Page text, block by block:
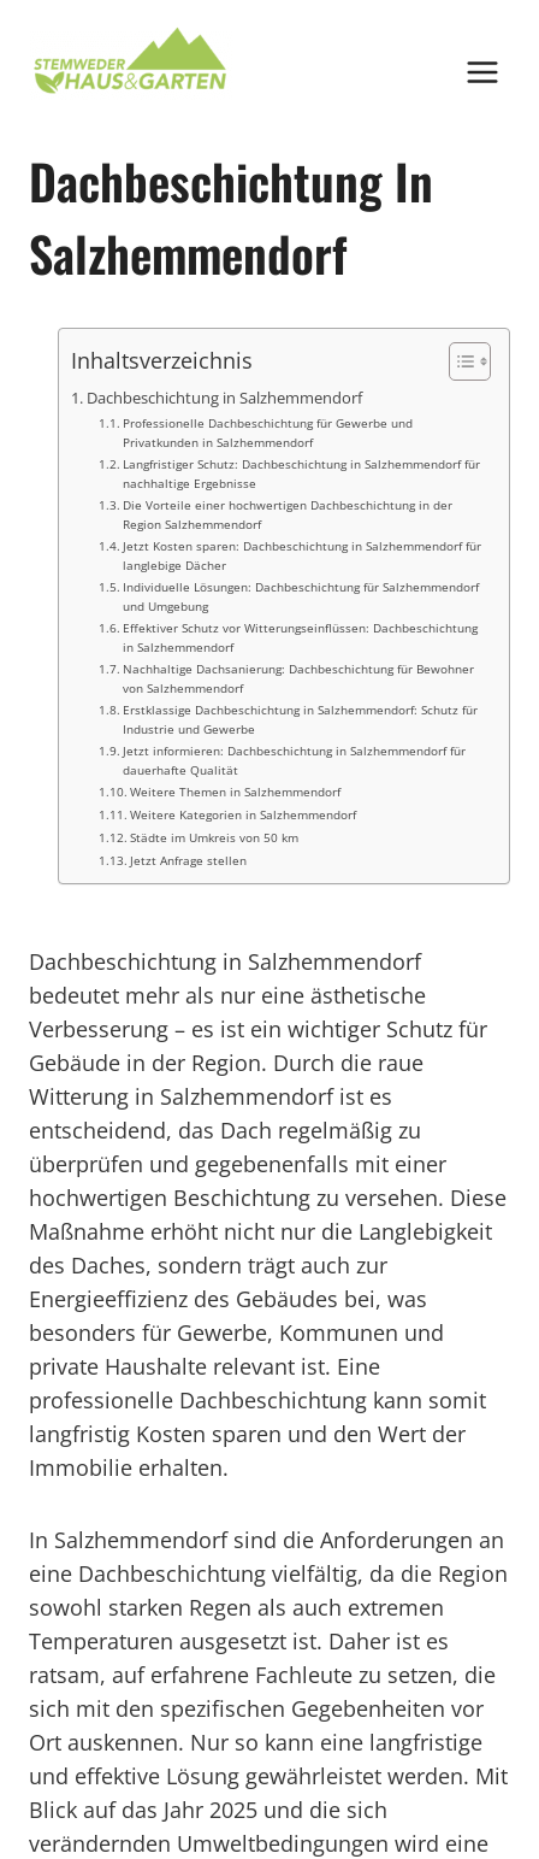
springen
Dachbeschichtung In
Salzhemmendorf
Inhaltsverzeichnis
Dachbeschichtung in Salzhemmendorf
Professionelle Dachbeschichtung für Gewerbe und
Privatkunden in Salzhemmendorf
Langfristiger Schutz: Dachbeschichtung in Salzhemmendorf für
nachhaltige Ergebnisse
Die Vorteile einer hochwertigen Dachbeschichtung in der
Region Salzhemmendorf
Jetzt Kosten sparen: Dachbeschichtung in Salzhemmendorf für
langlebige Dächer
Individuelle Lösungen: Dachbeschichtung für Salzhemmendorf
und Umgebung
Effektiver Schutz vor Witterungseinflüssen: Dachbeschichtung
in Salzhemmendorf
Nachhaltige Dachsanierung: Dachbeschichtung für Bewohner
von Salzhemmendorf
Erstklassige Dachbeschichtung in Salzhemmendorf: Schutz für
Industrie und Gewerbe
Jetzt informieren: Dachbeschichtung in Salzhemmendorf für
dauerhafte Qualität
Weitere Themen in Salzhemmendorf
Weitere Kategorien in Salzhemmendorf
Städte im Umkreis von 50 km
Jetzt Anfrage stellen
Dachbeschichtung in Salzhemmendorf
bedeutet mehr als nur eine ästhetische
Verbesserung – es ist ein wichtiger Schutz für
Gebäude in der Region. Durch die raue
Witterung in Salzhemmendorf ist es
entscheidend, das Dach regelmäßig zu
überprüfen und gegebenenfalls mit einer
hochwertigen Beschichtung zu versehen. Diese
Maßnahme erhöht nicht nur die Langlebigkeit
des Daches, sondern trägt auch zur
Energieeffizienz des Gebäudes bei, was
besonders für Gewerbe, Kommunen und
private Haushalte relevant ist. Eine
professionelle Dachbeschichtung kann somit
langfristig Kosten sparen und den Wert der
Immobilie erhalten.
In Salzhemmendorf sind die Anforderungen an
eine Dachbeschichtung vielfältig, da die Region
sowohl starken Regen als auch extremen
Temperaturen ausgesetzt ist. Daher ist es
ratsam, auf erfahrene Fachleute zu setzen, die
sich mit den spezifischen Gegebenheiten vor
Ort auskennen. Nur so kann eine langfristige
und effektive Lösung gewährleistet werden. Mit
Blick auf das Jahr 2025 und die sich
verändernden Umweltbedingungen wird eine